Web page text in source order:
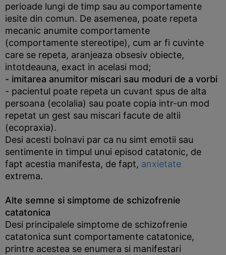
perioade lungi de timp sau au comportamente
iesite din comun. De asemenea, poate repeta
mecanic anumite comportamente
(comportamente stereotipe), cum ar fi cuvinte
care se repeta, aranjeaza obsesiv obiecte,
intotdeauna, exact in acelasi mod;
- imitarea anumitor miscari sau moduri de a vorbi
- pacientul poate repeta un cuvant spus de alta
persoana (ecolalia) sau poate copia intr-un mod
repetat un gest sau miscari facute de altii
(ecopraxia).
Desi acesti bolnavi par ca nu simt emotii sau
sentimente in timpul unui episod catatonic, de
fapt acestia manifesta, de fapt, anxietate
extrema.
Alte semne si simptome de schizofrenie
catatonica
Desi principalele simptome de schizofrenie
catatonica sunt comportamente catatonice,
printre acestea se enumera si manifestari